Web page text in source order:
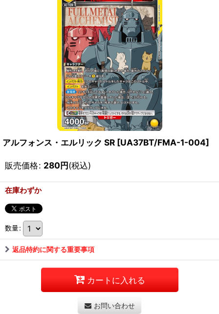
アルフォンス・エルリック SR [UA37BT/FMA-1-004]
販売価格: 280円(税込)
在庫わずか
数量:
返品特約に関する重要事項
カートに入れる
お問い合わせ